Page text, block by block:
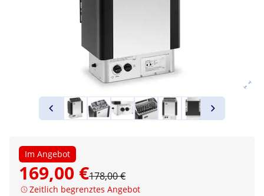
Im Angebot
169,00 €178,00 €
Zeitlich begrenztes Angebot